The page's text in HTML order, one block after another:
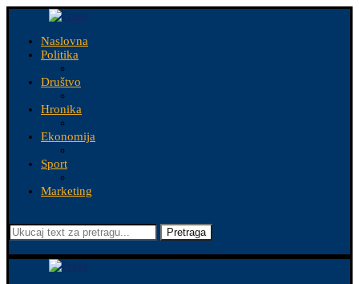
Naslovna
Politika
Društvo
Hronika
Ekonomija
Sport
Marketing
Pretraga